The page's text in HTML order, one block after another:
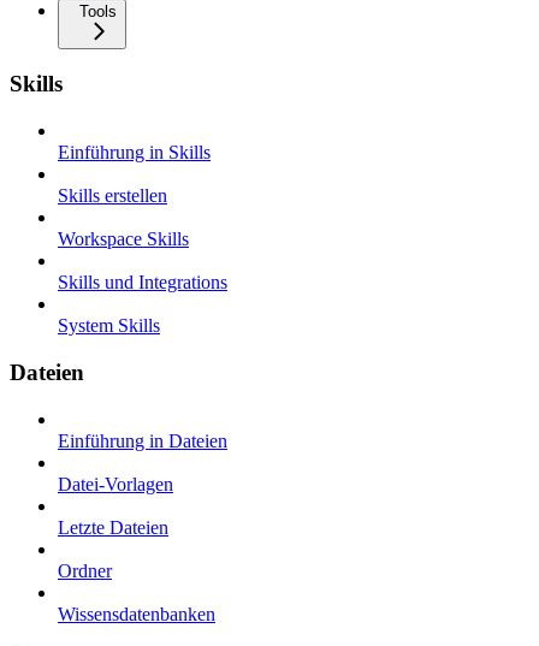
Tools
Skills
Einführung in Skills
Skills erstellen
Workspace Skills
Skills und Integrations
System Skills
Dateien
Einführung in Dateien
Datei-Vorlagen
Letzte Dateien
Ordner
Wissensdatenbanken